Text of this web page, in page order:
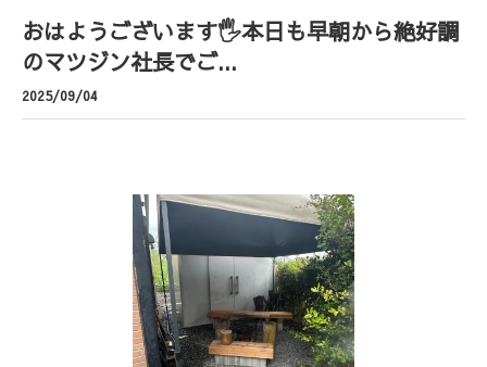
おはようございます🖐️本日も早朝から絶好調
のマツジン社長でご...
2025/09/04